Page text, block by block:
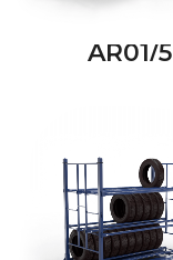
AR01/5